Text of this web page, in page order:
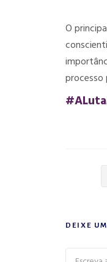
O
DEIXE